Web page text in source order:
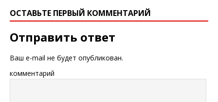
ОСТАВЬТЕ ПЕРВЫЙ КОММЕНТАРИЙ
Отправить ответ
Ваш e-mail не будет опубликован.
комментарий